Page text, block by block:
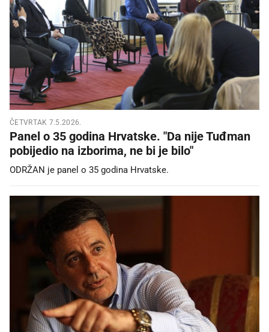
ČETVRTAK 7.5.2026.
Panel o 35 godina Hrvatske. "Da nije Tuđman
pobijedio na izborima, ne bi je bilo"
ODRŽAN je panel o 35 godina Hrvatske.